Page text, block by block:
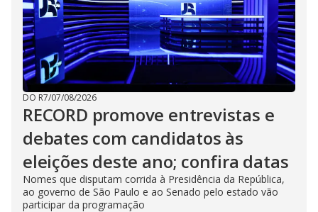
DO R7/07/08/2026
RECORD promove entrevistas e
debates com candidatos às
eleições deste ano; confira datas
Nomes que disputam corrida à Presidência da República,
ao governo de São Paulo e ao Senado pelo estado vão
participar da programação